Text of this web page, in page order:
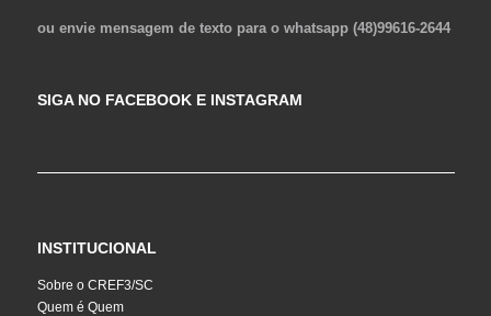
ou envie mensagem de texto para o whatsapp (48)99616-2644
SIGA NO FACEBOOK E INSTAGRAM
INSTITUCIONAL
Sobre o CREF3/SC
Quem é Quem